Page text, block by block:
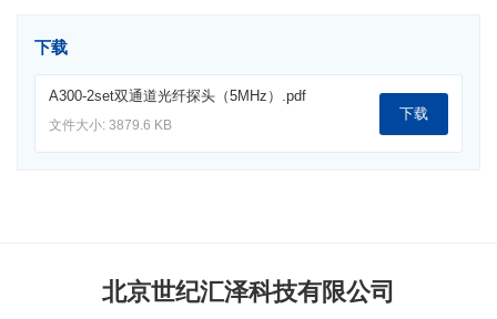
下载
A300-2set双通道光纤探头（5MHz）.pdf
文件大小: 3879.6 KB
下载
北京世纪汇泽科技有限公司